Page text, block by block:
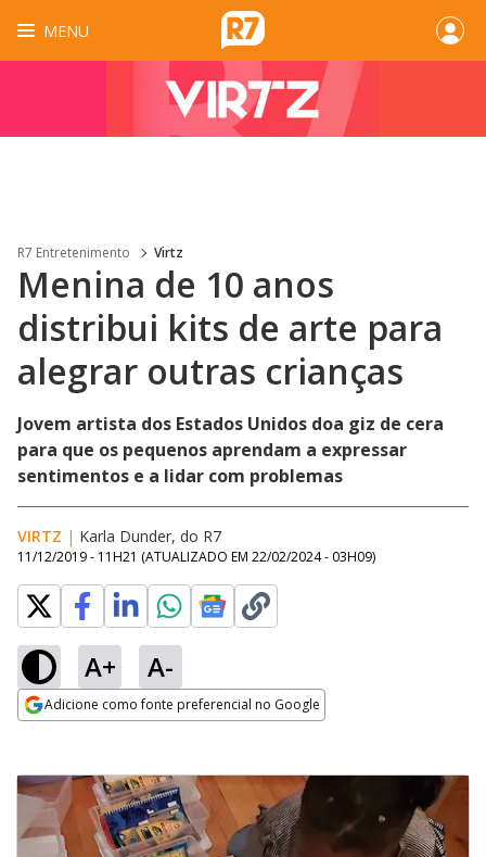
MENU
R7 Entretenimento Virtz
Menina de 10 anos
distribui kits de arte para
alegrar outras crianças
Jovem artista dos Estados Unidos doa giz de cera
para que os pequenos aprendam a expressar
sentimentos e a lidar com problemas
VIRTZ | Karla Dunder, do R7
11/12/2019 - 11H21 (ATUALIZADO EM 22/02/2024 - 03H09)
A+ A-
Adicione como fonte preferencial no Google